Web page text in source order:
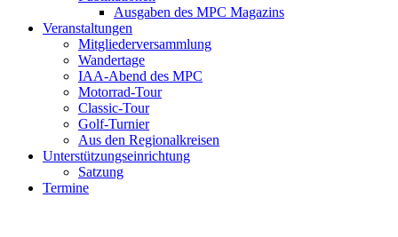
Ausgaben des MPC Magazins
Veranstaltungen
Mitgliederversammlung
Wandertage
IAA-Abend des MPC
Motorrad-Tour
Classic-Tour
Golf-Turnier
Aus den Regionalkreisen
Unterstützungseinrichtung
Satzung
Termine